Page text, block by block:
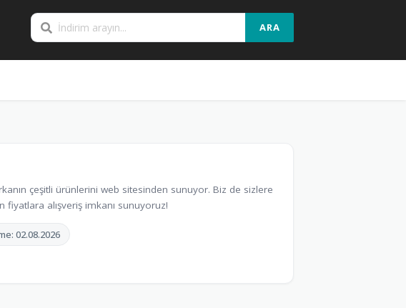
ARA
çeşitli ürünlerini web sitesinden sunuyor. Biz de sizlere
fiyatlara alışveriş imkanı sunuyoruz!
02.08.2026